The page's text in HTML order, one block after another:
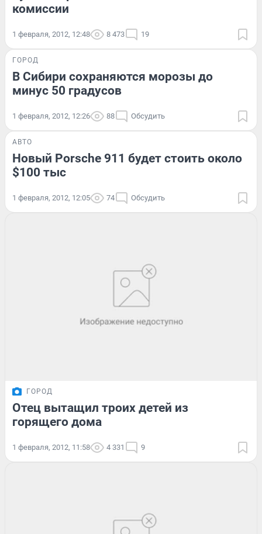
комиссии
1 февраля, 2012, 12:48 8 473 19
ГОРОД
В Сибири сохраняются морозы до
минус 50 градусов
1 февраля, 2012, 12:26 88 Обсудить
АВТО
Новый Porsche 911 будет стоить около
$100 тыс
1 февраля, 2012, 12:05 74 Обсудить
ГОРОД
Отец вытащил троих детей из
горящего дома
1 февраля, 2012, 11:58 4 331 9